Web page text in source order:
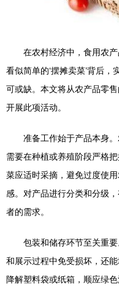
在农村经济中，食用农
看似简单的‘摆摊卖菜’背后
可或缺。本文将从农产品零
开展此项活动。
准备工作始于产品本身
需要在种植或养殖阶段严格
菜应适时采摘，避免过度使
感。对产品进行分类和分级
者的需求。
包装和储存环节至关重
和展示过程中免受损坏，还
降解塑料袋或纸箱，顺应绿